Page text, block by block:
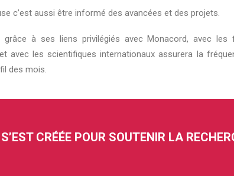
c’est aussi être informé des avancées et des projets.
grâce à ses liens privilégiés avec Monacord, avec
avec les scientifiques internationaux assurera la
des mois.
CRÉÉE POUR SOUTENIR LA